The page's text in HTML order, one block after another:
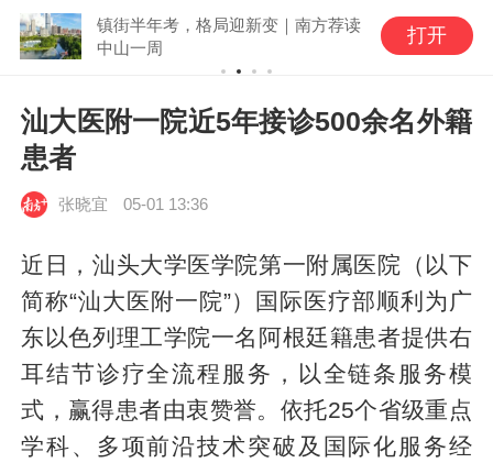
镇街半年考，格局迎新变｜南方荐读
中山一周
打开
汕大医附一院近5年接诊500余名外籍
患者
张晓宜 05-01 13:36
近日，汕头大学医学院第一附属医院（以下
简称“汕大医附一院”）国际医疗部顺利为广
东以色列理工学院一名阿根廷籍患者提供右
耳结节诊疗全流程服务，以全链条服务模
式，赢得患者由衷赞誉。依托25个省级重点
学科、多项前沿技术突破及国际化服务经